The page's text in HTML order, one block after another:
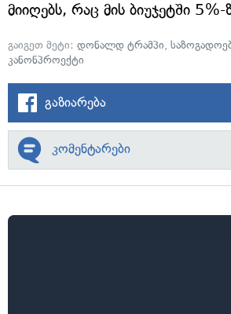
მიიღებს, რაც მის ბიუჯეტში 5%-
გაიგეთ მეტი: დონალდ ტრამპი,
კანონპროექტი
გაზიარება
კომენტარები